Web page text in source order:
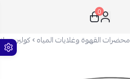
0
محضرات القهوة وغلايات المياه كولين صانعة قهوة 900 واط -